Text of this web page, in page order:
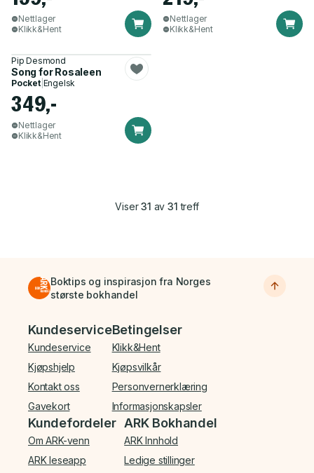
Nettlager
Klikk&Hent
Nettlager
Klikk&Hent
Pip Desmond
Song for Rosaleen
Pocket| Engelsk
349,-
Nettlager
Klikk&Hent
Viser31 av 31 treff
Boktips og inspirasjon fra Norges
største bokhandel
Bunnmeny
Kundeservice
Kundeservice
Kjøpshjelp
Kontakt oss
Gavekort
Betingelser
Klikk&Hent
Kjøpsvilkår
Personvernerklæring
Informasjonskapsler
Kundefordeler
Om ARK-venn
ARK leseapp
ARK Bokhandel
ARK Innhold
Ledige stillinger